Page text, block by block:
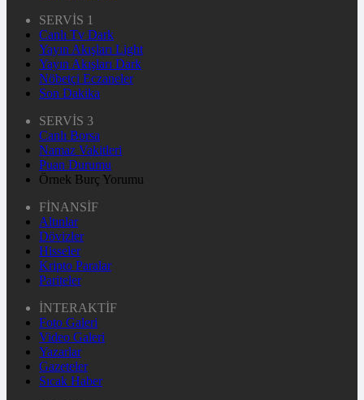
SERVİS 1
Canlı Tv Dark
Yayın Akışları Light
Yayın Akışları Dark
Nöbetçi Eczaneler
Son Dakika
SERVİS 3
Canlı Borsa
Namaz Vakitleri
Puan Durumu
Örnek Burç Yorumu
FİNANSİF
Altınlar
Dövizler
Hisseler
Kripto Paralar
Pariteler
İNTERAKTİF
Foto Galeri
Video Galeri
Yazarlar
Gazeteler
Sıcak Haber